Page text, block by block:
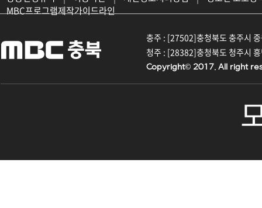
MBC프로그램제작가이드라인
충주 : [27502]충청북도 충주시
청주 : [28382]충청북도 청주시
Copyright© 2017. All right